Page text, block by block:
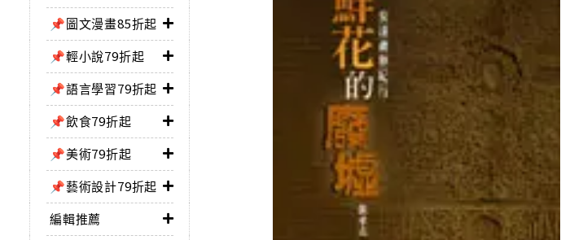
📌圖文漫畫85折起
📌輕小說79折起
📌語言學習79折起
📌飲食79折起
📌美術79折起
📌藝術設計79折起
編輯推薦